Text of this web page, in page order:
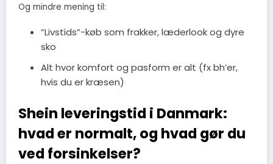
Og mindre mening til:
“Livstids”-køb som frakker, læderlook og dyre
sko
Alt hvor komfort og pasform er alt (fx bh’er,
hvis du er kræsen)
Shein leveringstid i Danmark:
hvad er normalt, og hvad gør du
ved forsinkelser?